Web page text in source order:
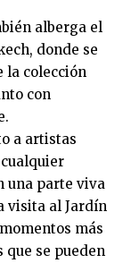
alberga el
donde se
la colección
con
a artistas
una parte viva
visita al Jardín
más
se pueden